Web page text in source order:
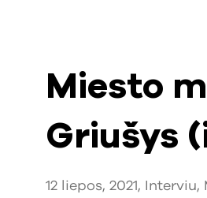
Miesto
Griušys
12 liepos, 2021, Interviu,